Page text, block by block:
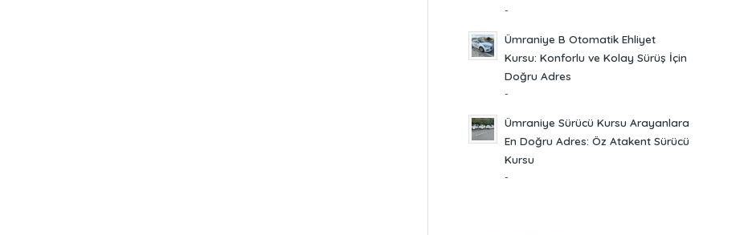
-
Ümraniye B Otomatik Ehliyet
Kursu: Konforlu ve Kolay Sürüş İçin
Doğru Adres
-
Ümraniye Sürücü Kursu Arayanlara
En Doğru Adres: Öz Atakent Sürücü
Kursu
-